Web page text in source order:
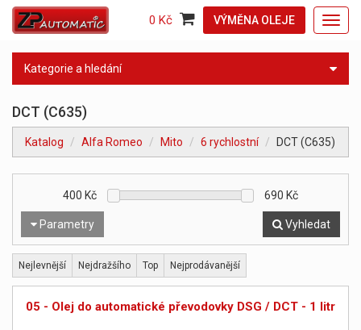
VÝMĚNA OLEJE
0 Kč
Kategorie a hledání
DCT (C635)
Katalog Alfa Romeo Mito 6 rychlostní DCT (C635)
Parametry
400 Kč 690 Kč
Vyhledat
Nejlevnější Nejdražšího Top Nejprodávanější
05 - Olej do automatické převodovky DSG / DCT - 1 litr